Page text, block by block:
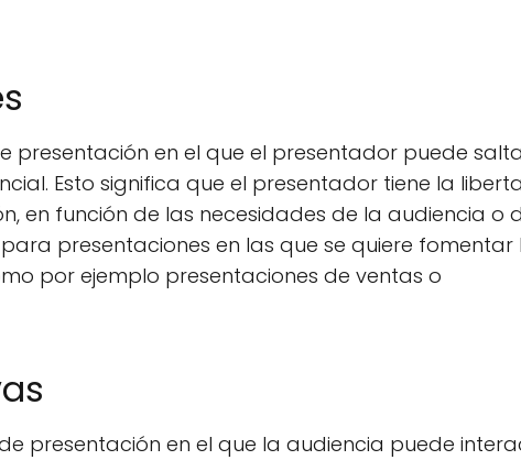
presentación en el que el presentador puede
Esto significa que el presentador tiene la
en función de las necesidades de la audiencia o
presentaciones en las que se quiere fomentar
por ejemplo presentaciones de ventas o
presentación en el que la audiencia puede